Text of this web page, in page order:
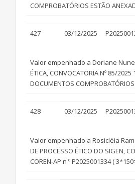
COMPROBATÓRIOS ESTÃO
427 03/12/2025
Valor empenhado a Doriane
ÉTICA, CONVOCATORIA Nº 85/
DOCUMENTOS
428 03/12/2025
Valor empenhado a Rosicléia
DE PROCESSO ÉTICO DO SIGEN,
COREN-AP n º P2025001334 (